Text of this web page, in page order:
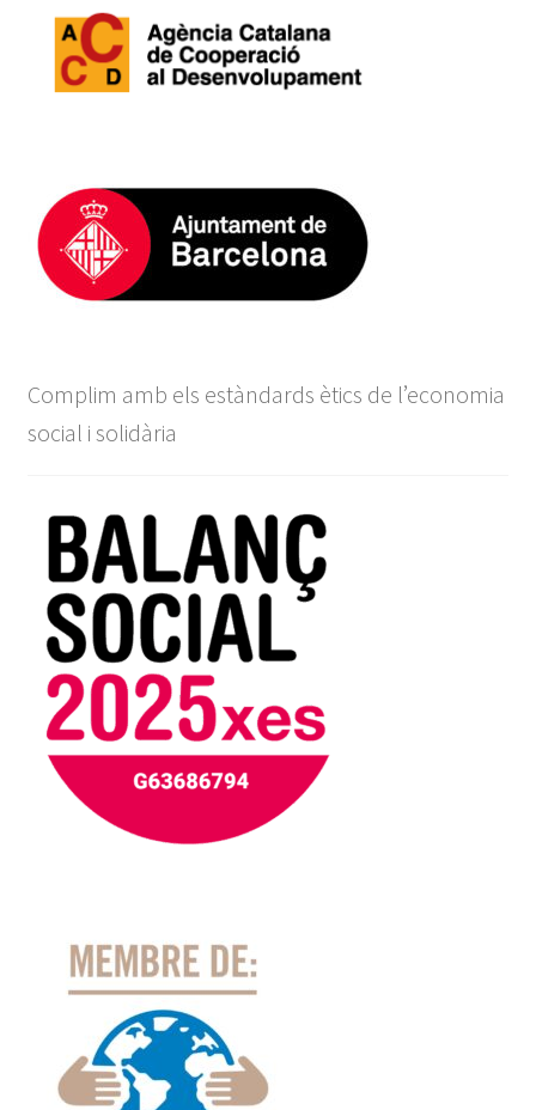
Complim amb els estàndards ètics de l’economia
social i solidària